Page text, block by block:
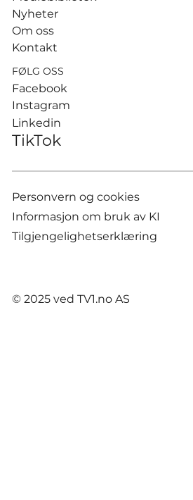
Nyheter
Om oss
Kontakt
FØLG OSS
Facebook
Instagram
Linkedin
TikTok
Personvern og cookies
Informasjon om bruk av KI
Tilgjengelighetserklæring
© 2025 ved TV1.no AS